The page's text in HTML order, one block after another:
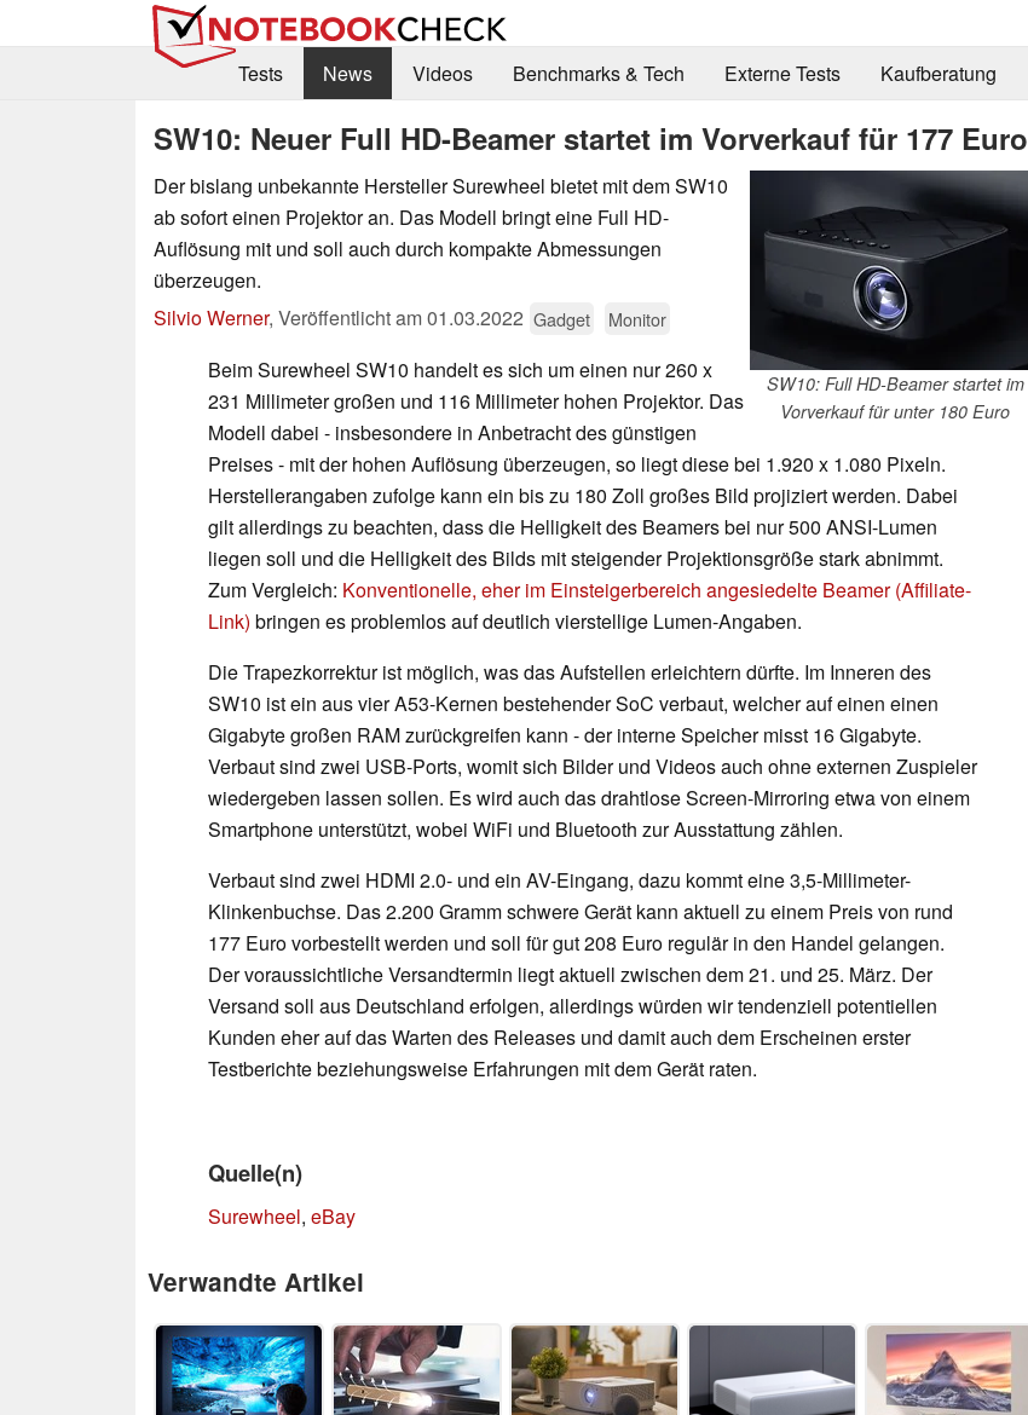
Tests
News Videos Benchmarks & Tech Externe Tests Kaufberatung
SW10: Neuer Full HD-Beamer startet im Vorverkauf für 177 Euro
SW10: Full HD-Beamer startet im
Vorverkauf für unter 180 Euro
Der bislang unbekannte Hersteller Surewheel bietet mit dem SW10
ab sofort einen Projektor an. Das Modell bringt eine Full HD-
Auflösung mit und soll auch durch kompakte Abmessungen
überzeugen.
Silvio Werner, Veröffentlicht am01.03.2022 Gadget Monitor
Beim Surewheel SW10 handelt es sich um einen nur 260 x
231 Millimeter großen und 116 Millimeter hohen Projektor. Das
Modell dabei - insbesondere in Anbetracht des günstigen
Preises - mit der hohen Auflösung überzeugen, so liegt diese bei 1.920 x 1.080 Pixeln.
Herstellerangaben zufolge kann ein bis zu 180 Zoll großes Bild projiziert werden. Dabei
gilt allerdings zu beachten, dass die Helligkeit des Beamers bei nur 500 ANSI-Lumen
liegen soll und die Helligkeit des Bilds mit steigender Projektionsgröße stark abnimmt.
Zum Vergleich: Konventionelle, eher im Einsteigerbereich angesiedelte Beamer (Affiliate-
Link) bringen es problemlos auf deutlich vierstellige Lumen-Angaben.
Die Trapezkorrektur ist möglich, was das Aufstellen erleichtern dürfte. Im Inneren des
SW10 ist ein aus vier A53-Kernen bestehender SoC verbaut, welcher auf einen einen
Gigabyte großen RAM zurückgreifen kann - der interne Speicher misst 16 Gigabyte.
Verbaut sind zwei USB-Ports, womit sich Bilder und Videos auch ohne externen Zuspieler
wiedergeben lassen sollen. Es wird auch das drahtlose Screen-Mirroring etwa von einem
Smartphone unterstützt, wobei WiFi und Bluetooth zur Ausstattung zählen.
Verbaut sind zwei HDMI 2.0- und ein AV-Eingang, dazu kommt eine 3,5-Millimeter-
Klinkenbuchse. Das 2.200 Gramm schwere Gerät kann aktuell zu einem Preis von rund
177 Euro vorbestellt werden und soll für gut 208 Euro regulär in den Handel gelangen.
Der voraussichtliche Versandtermin liegt aktuell zwischen dem 21. und 25. März. Der
Versand soll aus Deutschland erfolgen, allerdings würden wir tendenziell potentiellen
Kunden eher auf das Warten des Releases und damit auch dem Erscheinen erster
Testberichte beziehungsweise Erfahrungen mit dem Gerät raten.
Quelle(n)
Surewheel, eBay
Verwandte Artikel